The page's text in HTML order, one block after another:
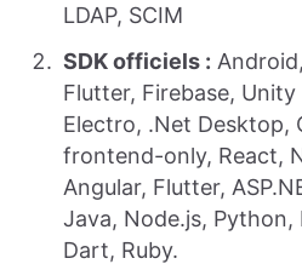
LDAP, SCIM
SDK officiels :
Flutter, Firebase,
Electro, .Net Desktop,
frontend-only, React,
Angular, Flutter,
Java, Node.js, Python,
Dart, Ruby.